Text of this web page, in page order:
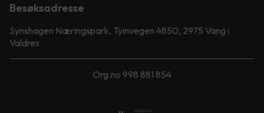
Besøksadresse
Synshagen Næringspark, Tyinvegen 4850, 2975 Vang i
Valdres
Org.no 998 881 854